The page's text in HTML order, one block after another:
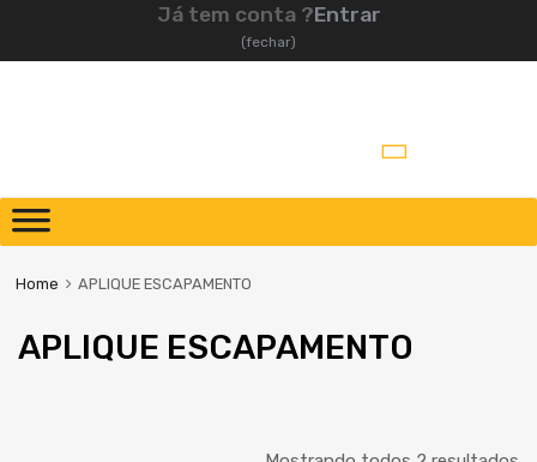
Já tem conta ?Entrar
(fechar)
Pular
para
Home APLIQUE ESCAPAMENTO
APLIQUE ESCAPAMENTO